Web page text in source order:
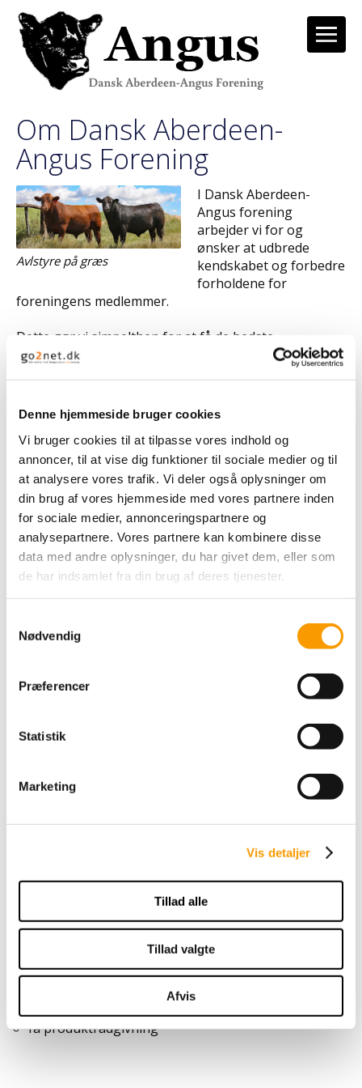
Denne hjemmeside bruger cookies
Vi bruger cookies til at tilpasse vores indhold og
annoncer, til at vise dig funktioner til sociale medier og til
at analysere vores trafik. Vi deler også oplysninger om
din brug af vores hjemmeside med vores partnere inden
for sociale medier, annonceringspartnere og
analysepartnere. Vores partnere kan kombinere disse
data med andre oplysninger, du har givet dem, eller som
de har indsamlet fra din brug af deres tjenester.
Nødvendig
Præferencer
Statistik
Marketing
Vis detaljer
Tillad alle
Tillad valgte
Afvis
Om Dansk Aberdeen-
Angus Forening
Avlstyre på græs
I Dansk Aberdeen-
Angus forening
arbejder vi for og
ønsker at udbrede
kendskabet og forbedre
forholdene for
foreningens medlemmer.
Dette gør vi simpelthen for at få de bedste
betingelser igennem for fortsat at kunne have
Dansk Aberdeen-Angus
forening samarbejder
sammen medL&F
Dansk Aberdeen-Angus
forening samarbejder
sammen med
VikingDanmark
VikingDanmark har enshophvor man kan købe
produkter og tilbehør til kødkvæg.
få hjælp til ordreafgivelse
få produktrådgivning